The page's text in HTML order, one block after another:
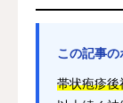
この記事の
帯状疱疹後